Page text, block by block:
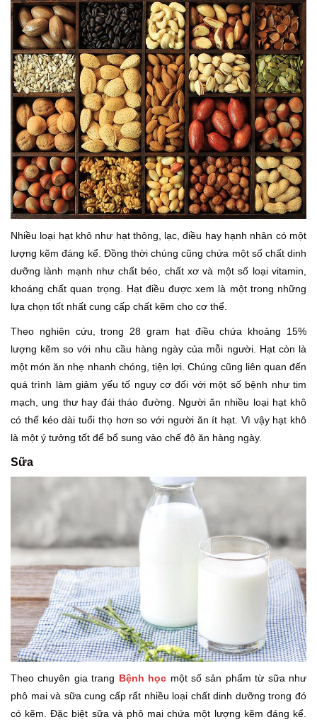
Nhiều loại hạt khô như hạt thông, lạc, điều hay hạnh nhân có một
lượng kẽm đáng kể. Đồng thời chúng cũng chứa một số chất dinh
dưỡng lành mạnh như chất béo, chất xơ và một số loại vitamin,
khoáng chất quan trọng. Hạt điều được xem là một trong những
lựa chọn tốt nhất cung cấp chất kẽm cho cơ thể.
Theo nghiên cứu, trong 28 gram hạt điều chứa khoảng 15%
lượng kẽm so với nhu cầu hàng ngày của mỗi người. Hạt còn là
một món ăn nhẹ nhanh chóng, tiện lợi. Chúng cũng liên quan đến
quá trình làm giảm yếu tố nguy cơ đối với một số bệnh như tim
mạch, ung thư hay đái tháo đường. Người ăn nhiều loại hạt khô
có thể kéo dài tuổi thọ hơn so với người ăn ít hạt. Vì vậy hạt khô
là một ý tưởng tốt để bổ sung vào chế độ ăn hàng ngày.
Sữa
Theo chuyên gia trang Bệnh học một số sản phẩm từ sữa như
phô mai và sữa cung cấp rất nhiều loại chất dinh dưỡng trong đó
có kẽm. Đặc biệt sữa và phô mai chứa một lượng kẽm đáng kể.